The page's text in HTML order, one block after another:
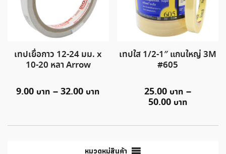
เทปเยื่อกาว 12-24 มม. x
10-20 หลา Arrow
9.00 –32.00
เทปใส 1/2-1″ แกนใหญ่ 3M
#605
25.00
–
50.00
หมวดหมู่สินค้า